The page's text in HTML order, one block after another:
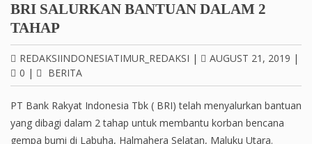
BRI SALURKAN BANTUAN DALAM 2
TAHAP
REDAKSIINDONESIATIMUR_REDAKSI | AUGUST 21, 2019 |
0 | BERITA
PT Bank Rakyat Indonesia Tbk ( BRI) telah menyalurkan bantuan
yang dibagi dalam 2 tahap untuk membantu korban bencana
gempa bumi di Labuha, Halmahera Selatan, Maluku Utara.